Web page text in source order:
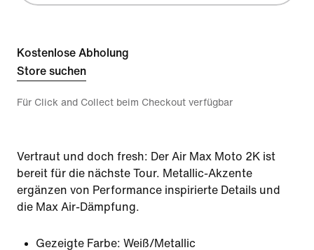
Kostenlose Abholung
Store suchen
Für Click and Collect beim Checkout verfügbar
Vertraut und doch fresh: Der Air Max Moto 2K ist
bereit für die nächste Tour. Metallic-Akzente
ergänzen von Performance inspirierte Details und
die Max Air-Dämpfung.
Gezeigte Farbe: Weiß/Metallic